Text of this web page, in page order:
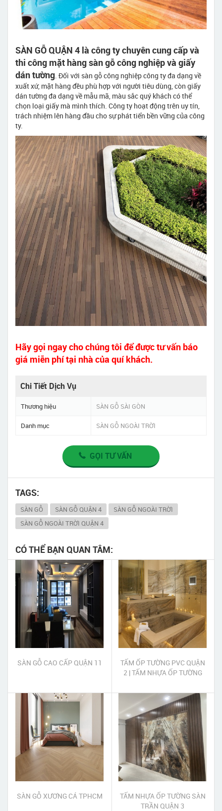
SÀN GỖ QUẬN 4 là công ty chuyên cung cấp và
thi công mặt hàng sàn gỗ công nghiệp và giấy
dán tường . Đối với sàn gỗ công nghiệp công ty đa dạng về
xuất xứ, mặt hàng đều phù hợp với người tiêu dùng, còn giấy
dán tường đa dạng về mẫu mã, màu sắc quý khách có thể
chọn loại giấy mà mình thích. Công ty hoạt động trên uy tín,
trách nhiệm lên hàng đầu cho sự phát tiển bền vững của công
ty.
Hãy gọi ngay cho chúng tôi để được tư vấn báo
giá miễn phí tại nhà của quí khách.
Chi Tiết Dịch Vụ
Thương hiệu SÀN GỖ SÀI GÒN
Danh mục SÀN GỖ NGOÀI TRỜI
GỌI TƯ VẤN
TAGS:
SÀN GỖ SÀN GỖ QUẬN 4
SÀN GỖ NGOÀI TRỜI
SÀN GỖ NGOÀI TRỜI QUẬN 4
CÓ THỂ BẠN QUAN TÂM:
SÀN GỖ CAO CẤP QUẬN 11
TẤM ỐP TƯỜNG PVC QUẬN
2 | TẤM NHỰA ỐP TƯỜNG
SÀN GỖ XƯƠNG CÁ TPHCM
TẤM NHỰA ỐP TƯỜNG SÀN
TRẦN QUẬN 3